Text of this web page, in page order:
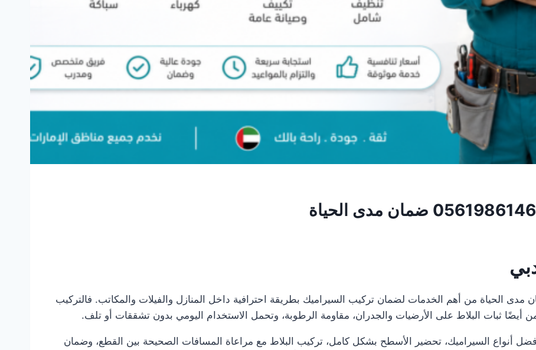
ضمان مدى الحياة من أهم الخدمات لضمان تركيب السيراميك بطريقة احترافية داخل المنازل والفيلات والمكاتب. فالتركيب
ثبات البلاط على الأرضيات والجدران، مقاومة الرطوبة، وتحمل الاستخدام اليومي بدون تشققات أو تلف.
أنواع السيراميك، تحضير الأسطح بشكل كامل، تركيب البلاط مع مراعاة المسافات الصحيحة بين القطع، وضمان